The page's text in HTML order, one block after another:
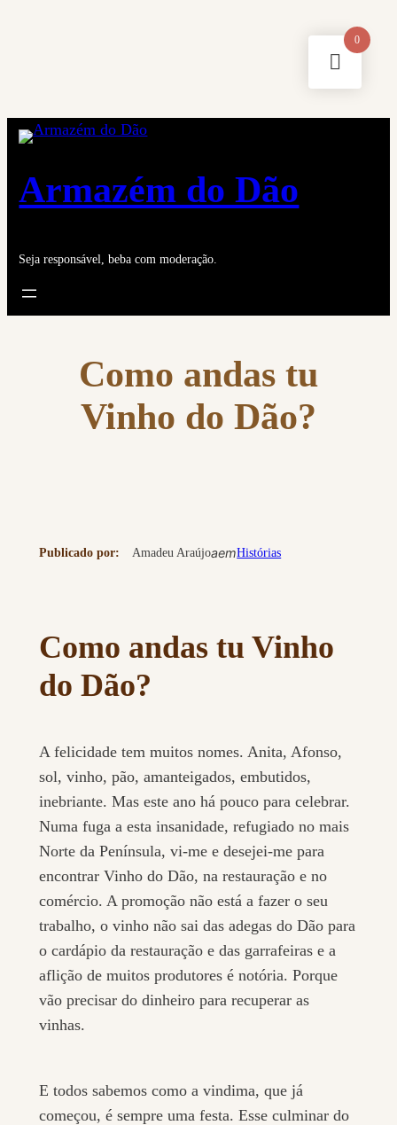
Armazém do Dão
Seja responsável, beba com moderação.
Como andas tu
Vinho do Dão?
Publicado por: Amadeu AraújoaemHistórias
Como andas tu Vinho
do Dão?
A felicidade tem muitos nomes. Anita, Afonso,
sol, vinho, pão, amanteigados, embutidos,
inebriante. Mas este ano há pouco para celebrar.
Numa fuga a esta insanidade, refugiado no mais
Norte da Península, vi-me e desejei-me para
encontrar Vinho do Dão, na restauração e no
comércio. A promoção não está a fazer o seu
trabalho, o vinho não sai das adegas do Dão para
o cardápio da restauração e das garrafeiras e a
aflição de muitos produtores é notória. Porque
vão precisar do dinheiro para recuperar as
vinhas.
E todos sabemos como a vindima, que já
começou, é sempre uma festa. Esse culminar do
0